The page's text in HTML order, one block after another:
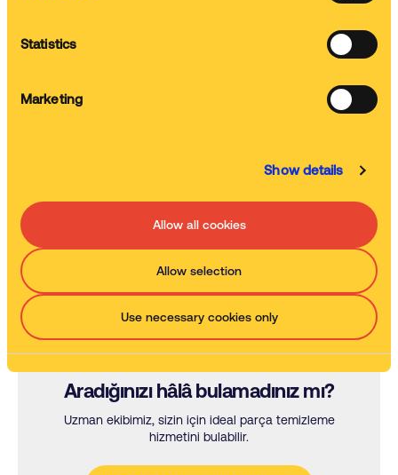
Statistics
Marketing
Show details
Allow all cookies
Allow selection
Use necessary cookies only
Her tür boya tabancası ve diğer püskürtme ekipmanları için
verimli ve etkin temizleme.
Özel temizlik uygulamaları
Çalışma aletlerinizdeki kurumuş boya, kurumuş mürekkep veya
kürlenmemiş reçineyi gidermeniz mi gerekiyor? Özel geliştirilmiş
bu makineler bunun için ideal çözümdür.
Aradığınızı hâlâ bulamadınız mı?
Uzman ekibimiz, sizin için ideal parça temizleme
hizmetini bulabilir.